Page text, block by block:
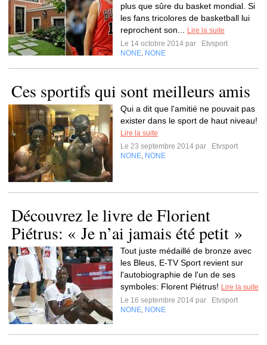
plus que sûre du basket mondial. Si
les fans tricolores de basketball lui
reprochent son...
Lire la suite
Le 14 octobre 2014 par
Etvsport
NONE NONE
Ces sportifs qui sont meilleurs amis
Qui a dit que l'amitié ne pouvait pas
exister dans le sport de haut niveau!
Lire la suite
Le 23 septembre 2014 par
Etvsport
NONE NONE
Découvrez le livre de Florient
Piétrus: « Je n’ai jamais été petit »
Tout juste médaillé de bronze avec
les Bleus, E-TV Sport revient sur
l'autobiographie de l'un de ses
symboles: Florent Piétrus! Lire la suite
Le 16 septembre 2014 par
Etvsport
NONE NONE